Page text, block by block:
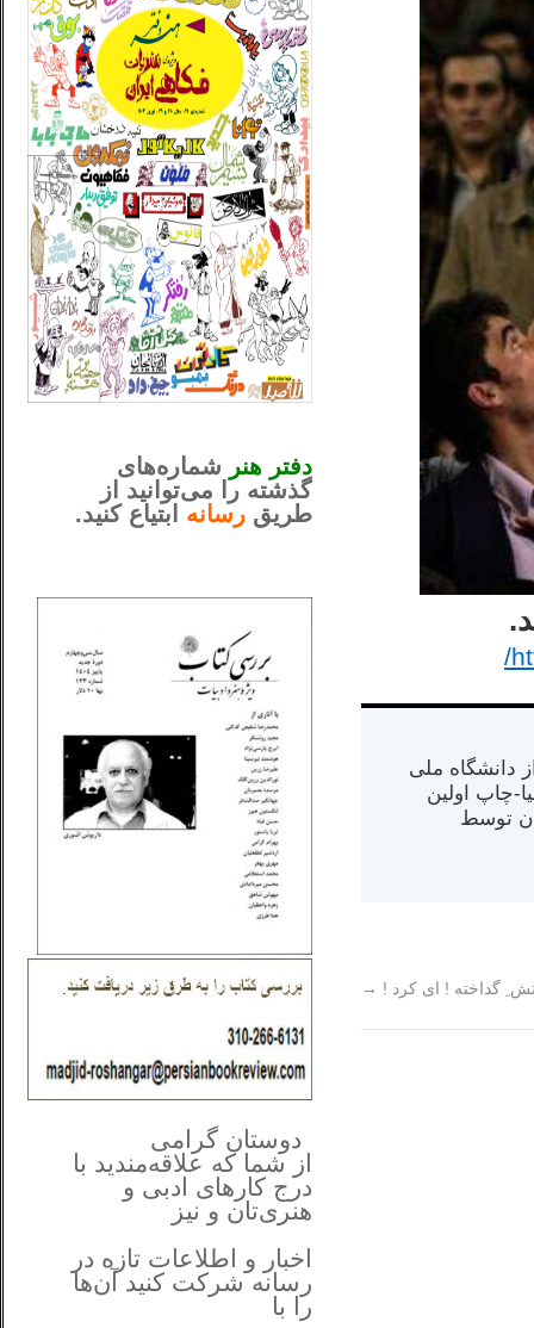
از دانشگاه ملی
در کالیفرنیا-چاپ اولین
در سال ۱۳۸۴ در ایران توسط
گداخته ! ای کرد ! →
دفتر هنر شماره‌های
گذشته را می‌توانید از
طریق رسانه ابتیاع کنید.
دوستان گرامی
از شما که علاقه‌مندید با
درج کارهای‌ ادبی و
هنری‌تان و نیز
اخبار و اطلاعات تازه در
رسانه شرکت کنید آن‌ها
را با